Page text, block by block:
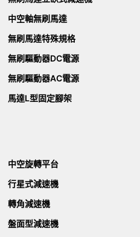
中空軸無刷馬達
無刷馬達特殊規格
無刷驅動器DC電源
無刷驅動器AC電源
馬達L型固定腳架
中空旋轉平台
行星式減速機
轉角減速機
盤面型減速機